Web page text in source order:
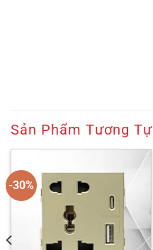
Sản Phẩm Tương Tự
-30%